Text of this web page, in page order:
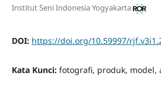
Institut Seni Indonesia Yogyakarta
DOI: https://doi.org/10.59997/
Kata Kunci: fotografi, produk, model,